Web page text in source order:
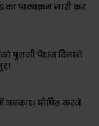
का पाठ्यक्रम जारी कर
पुरानी पेंशन दिलाने
में अवकाश घोषित करने